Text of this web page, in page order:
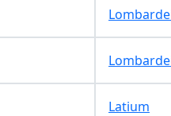
Latium